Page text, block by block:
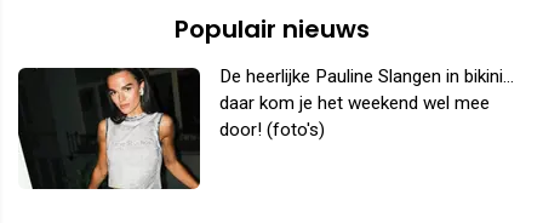
Populair nieuws
De heerlijke Pauline Slangen in bikini...
daar kom je het weekend wel mee
door! (foto's)